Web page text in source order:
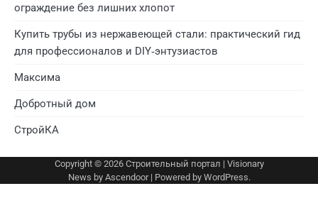
ограждение без лишних хлопот
Купить трубы из нержавеющей стали: практический гид
для профессионалов и DIY‑энтузиастов
Максима
Добротный дом
СтройКА
Copyright © 2026 Строительный портал | Visionary
News by Ascendoor| Powered by WordPress.